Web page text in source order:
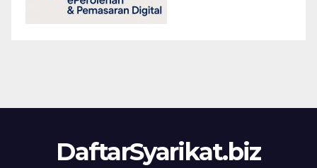
DaftarSyarikat.biz